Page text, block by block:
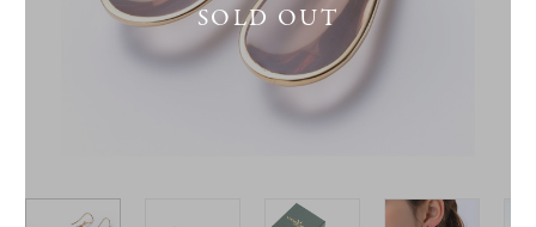
SOLD OUT